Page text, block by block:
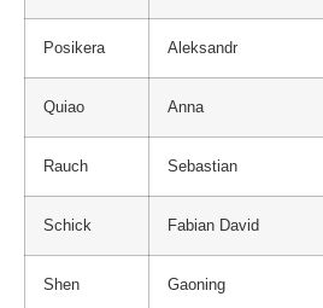
Posikera Aleksandr
Quiao Anna
Rauch Sebastian
Schick Fabian David
Shen Gaoning